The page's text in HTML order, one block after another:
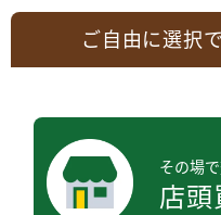
ご自由に選択
その場
店頭